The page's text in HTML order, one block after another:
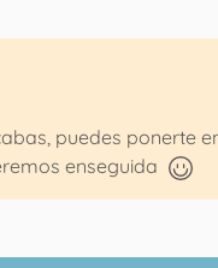
puedes ponerte
enseguida